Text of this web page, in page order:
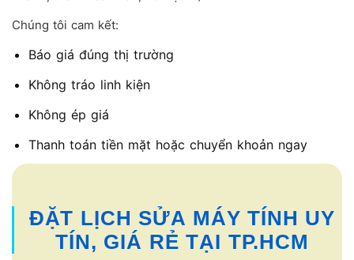
Chúng tôi cam kết:
Báo giá đúng thị trường
Không tráo linh kiện
Không ép giá
Thanh toán tiền mặt hoặc chuyển khoản ngay
ĐẶT LỊCH SỬA MÁY TÍNH UY
TÍN, GIÁ RẺ TẠI TP.HCM